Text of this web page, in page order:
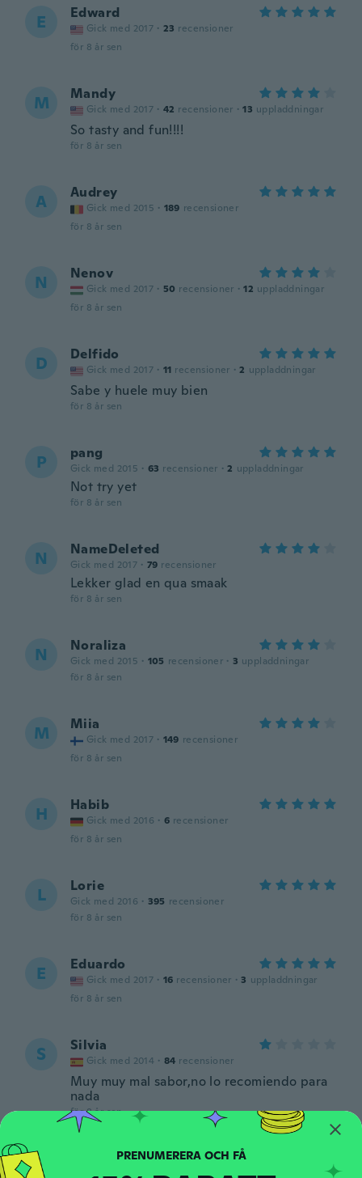
E Edward
Gick med 2017 · 23 recensioner
för 8 år sen
M Mandy
Gick med 2017 · 42 recensioner · 13 uppladdningar
So tasty and fun!!!!
för 8 år sen
A Audrey
Gick med 2015 · 189 recensioner
för 8 år sen
N Nenov
Gick med 2017 · 50 recensioner · 12 uppladdningar
för 8 år sen
D Delfido
Gick med 2017 · 11 recensioner · 2 uppladdningar
Sabe y huele muy bien
för 8 år sen
P pang
Gick med 2015 · 63 recensioner · 2 uppladdningar
Not try yet
för 8 år sen
N NameDeleted
Gick med 2017 · 79 recensioner
Lekker glad en qua smaak
för 8 år sen
N Noraliza
Gick med 2015 · 105 recensioner · 3 uppladdningar
för 8 år sen
M Miia
Gick med 2017 · 149 recensioner
för 8 år sen
H Habib
Gick med 2016 · 6 recensioner
för 8 år sen
L Lorie
Gick med 2016 · 395 recensioner
för 8 år sen
E Eduardo
Gick med 2017 · 16 recensioner · 3 uppladdningar
för 8 år sen
S Silvia
Gick med 2014 · 84 recensioner
Muy muy mal sabor,no lo recomiendo para
nada
för 8 år sen
H Gick med 2017 · 18 recensioner · 8 uppladdningar
PRENUMERERA OCH FÅ